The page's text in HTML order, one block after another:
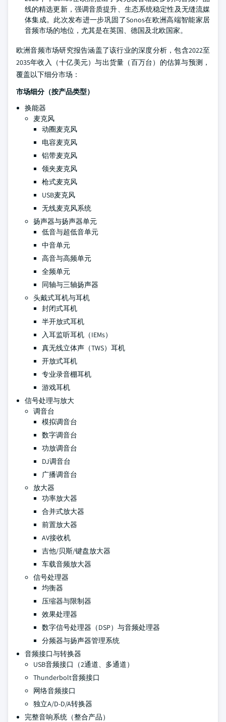
线的精选更新，强调音质提升、生态系统稳定性及无缝流媒
体集成。此次发布进一步巩固了Sonos在欧洲高端智能家居
音频市场的地位，尤其是在英国、德国及北欧国家。
欧洲音频市场研究报告涵盖了该行业的深度分析，包含2022至
2035年收入（十亿美元）与出货量（百万台）的估算与预测，
覆盖以下细分市场：
市场细分（按产品类型）
换能器
麦克风
动圈麦克风
电容麦克风
铝带麦克风
领夹麦克风
枪式麦克风
USB麦克风
无线麦克风系统
扬声器与扬声器单元
低音与超低音单元
中音单元
高音与高频单元
全频单元
同轴与三轴扬声器
头戴式耳机与耳机
封闭式耳机
半开放式耳机
入耳监听耳机（IEMs）
真无线立体声（TWS）耳机
开放式耳机
专业录音棚耳机
游戏耳机
信号处理与放大
调音台
模拟调音台
数字调音台
功放调音台
DJ调音台
广播调音台
放大器
功率放大器
合并式放大器
前置放大器
AV接收机
吉他/贝斯/键盘放大器
车载音频放大器
信号处理器
均衡器
压缩器与限制器
效果处理器
数字信号处理器（DSP）与音频处理器
分频器与扬声器管理系统
音频接口与转换器
USB音频接口（2通道、多通道）
Thunderbolt音频接口
网络音频接口
独立A/D-D/A转换器
完整音响系统（整合产品）